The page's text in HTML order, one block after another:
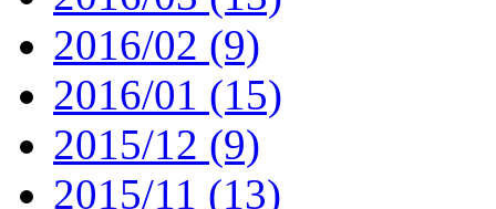
2016/02 (9)
2016/01 (15)
2015/12 (9)
2015/11 (13)